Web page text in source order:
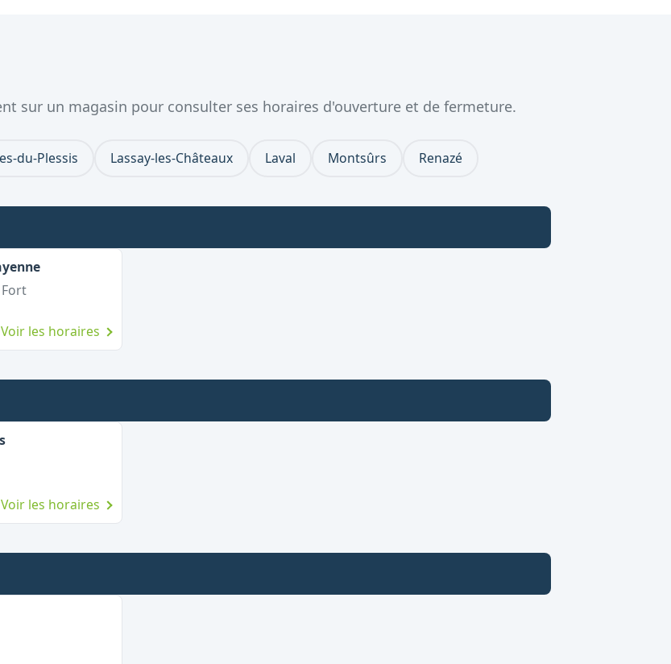
sur un magasin pour consulter ses horaires d'ouverture et de fermeture.
du-Plessis Lassay-les-Châteaux Laval Montsûrs Renazé
Voir les horaires
Voir les horaires